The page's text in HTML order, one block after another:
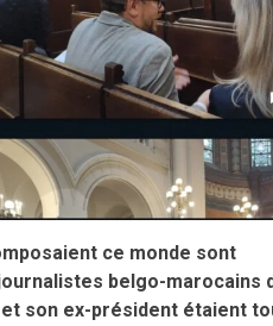
ce monde sont
belgo-marocains
et son ex-président étaient